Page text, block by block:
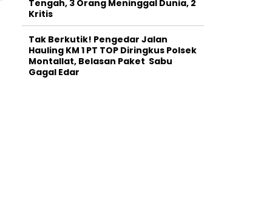
Tengah, 3 Orang Meninggal Dunia, 2
Kritis
Tak Berkutik! Pengedar Jalan
Hauling KM 1 PT TOP Diringkus Polsek
Montallat, Belasan Paket Sabu
Gagal Edar